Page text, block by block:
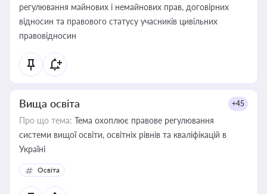
регулювання майнових і немайнових прав, договірних
відносин та правового статусу учасників цивільних
правовідносин
Вища освіта +45
Про що тема: Тема охоплює правове регулювання
системи вищої освіти, освітніх рівнів та кваліфікацій в
Україні
Освіта